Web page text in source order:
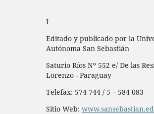
I
Editado y publicado por la
Autónoma San Sebastián
Saturio Ríos Nº 552 e/ De las
Lorenzo - Paraguay
Telefax: 574 744 / 5 – 584 083
Sitio Web: